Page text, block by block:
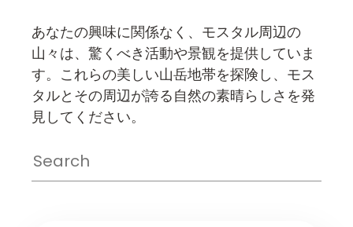
あなたの興味に関係なく、モスタル周辺の
山々は、驚くべき活動や景観を提供していま
す。これらの美しい山岳地帯を探険し、モス
タルとその周辺が誇る自然の素晴らしさを発
見してください。